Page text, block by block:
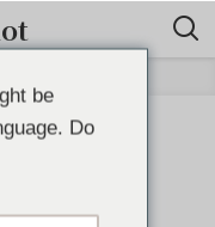
M.
be
Do